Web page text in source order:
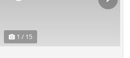
1 / 15